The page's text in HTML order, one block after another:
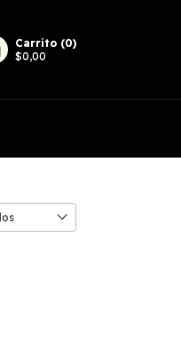
Carrito (0)
$0,00